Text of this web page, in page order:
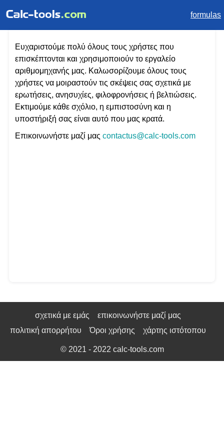
formulas
Ευχαριστούμε πολύ όλους τους χρήστες που
επισκέπτονται και χρησιμοποιούν το εργαλείο
αριθμομηχανής μας. Καλωσορίζουμε όλους τους
χρήστες να μοιραστούν τις σκέψεις σας σχετικά με
ερωτήσεις, ανησυχίες, φιλοφρονήσεις ή βελτιώσεις.
Εκτιμούμε κάθε σχόλιο, η εμπιστοσύνη και η
υποστήριξή σας είναι αυτό που μας κρατά.
Επικοινωνήστε μαζί μας contactus@calc-tools.com
σχετικά με εμάς
επικοινωνήστε μαζί μας
πολιτική απορρήτου
Όροι χρήσης χάρτης ιστότοπου
© 2021 - 2022 calc-tools.com